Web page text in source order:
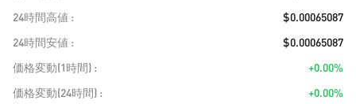
24時間高値
$0.00065087
24時間安値
$0.00065087
価格変動(1時間)
+0.00%
価格変動(24時間)
+0.00%